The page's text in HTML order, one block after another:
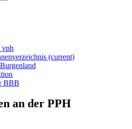
vph
(current)
BBB
an der PPH